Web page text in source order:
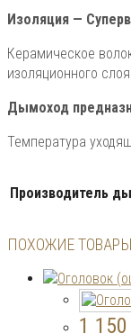
Изоляция —
Керамическое
изоляционного
Дымоход
Температура
Производитель
ПОХОЖИЕ ТОВАРЫ
1 150